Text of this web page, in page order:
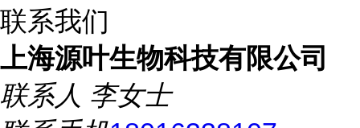
联系我们
上海源叶生物科技有限公司
联系人 李女士